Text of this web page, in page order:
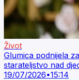
Život
Glumica podnijela
starateljstvo nad
19/07/2026•15:14